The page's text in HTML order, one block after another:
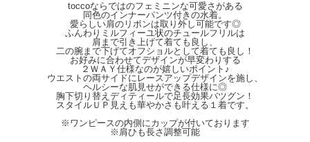
(使用後にビニール袋などで密閉された状態で放置すると、熱変化により変色・色
落ちする場合があります。)
・洗濯の際、他の物と一緒に洗わないでください。
・ぬれた状態で他の洗濯物と一緒に重ね合せないでください。
・湿った状態での摩擦や汗や雨などでぬれた時に色が移る事がありますので十分に
ご注意ください。
・漂白剤及び漂白剤入りの洗剤のご使用は避けてください。
・洗濯後の乾燥機の使用や長時間放置は避け、形を整えて陰干ししてください。
・すべり台・プールサイド等での大きな摩擦は、毛羽立ち・すり切れの原因となり
ますのでご注意ください。
表地：ポリエステル85％、ポリウレタン15％
toccoならではのフェミニンな可愛さがある
同色のインナーパンツ付きの水着。
愛らしい肩のリボンは取り外し可能です◎
ふんわりミルフィーユ状のチュールフリルは
肩まで引き上げて着ても良し、
二の腕まで下げてオフショルとして着ても良し！
お好みに合わせてデザインが早変わりする
２ＷＡＹ仕様なのが嬉しいポイント♪
ウエストの両サイドにレースアップデザインを施し、
ヘルシーな肌見せができる仕様に◎
胸下切り替えディティールで足長効果バツグン！
スタイルＵＰ見えも華やかさも叶える１着です。
※ワンピースの内側にカップが付いております
※肩ひも長さ調整可能